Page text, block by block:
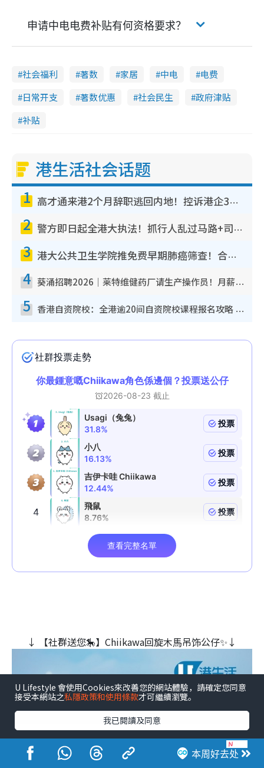
申请中电电费补贴有何资格要求？
社会福利 著数 家居 中电
电费
日常开支
著数优惠 社会民生
政府津贴
补贴
港生活社会话题
1 高才通来港2个月辞职逃回内地！控诉港企3宗罪，叹微管理极窒息
2 警方即日起全港大执法！抓行人乱过马路+司机不专注驾驶！乱过马路罚$2000
3 港大公共卫生学院推免费早期肺癌筛查！合资格人士将获全额资助定期血液化验/电脑断层扫描/风险评估
4 葵涌招聘2026｜莱特维健药厂请生产操作员！月薪高达$1.7万 冷气厂房/五天工作/保障双粮
5 香港自资院校：全港逾20间自资院校课程报名攻略 留位费可退/申请日期/报名链接
↓ 【社群送您🎠】Chiikawa回旋木⾺吊饰公仔✨↓
【出POST即赚💰】赚取无上限现金赏！
本周好去处
U Lifestyle 會使用Cookies來改善您的網站體驗，請確定您同意
接受本網站之私隱政策和使用條款才可繼續瀏覽。
我已閱讀及同意